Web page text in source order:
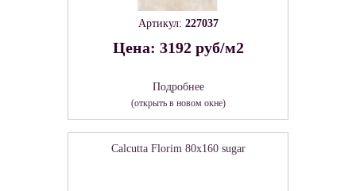
Артикул: 227037
Цена: 3192 руб/м2
Подробнее
(открыть в новом окне)
Calcutta Florim 80х160 sugar